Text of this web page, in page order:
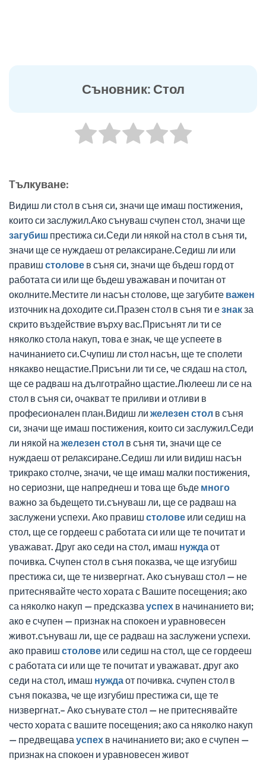
Съновник: Стол
Tълкуване:
Видиш ли стол в съня си, значи ще имаш постижения,
които си заслужил.Ако сънуваш счупен стол, значи ще
загубиш престижа си.Седи ли някой на стол в съня ти,
значи ще се нуждаеш от релаксиране.Седиш ли или
правиш столове в съня си, значи ще бъдеш горд от
работата си или ще бъдеш уважаван и почитан от
околните.Местите ли насън столове, ще загубите важен
източник на доходите си.Празен стол в съня ти езнакза
скрито въздействие върху вас.Присънят ли ти се
няколко стола накуп, това е знак, че ще успеете в
начинанието си.Счупиш ли стол насън, ще те сполети
някакво нещастие.Присъни ли ти се, че сядаш на стол,
ще се радваш на дълготрайно щастие.Люлееш ли се на
стол в съня си, очакват те приливи и отливи в
професионален план.Видиш ли железен стол в съня
си, значи ще имаш постижения, които си заслужил.Седи
ли някой на железен стол в съня ти, значи ще се
нуждаеш от релаксиране.Седиш ли или видиш насън
трикрако столче, значи, че ще имаш малки постижения,
но сериозни, ще напреднеш и това ще бъде много
важно за бъдещето ти.сънуваш ли, ще се радваш на
заслужени успехи. Ако правиш столове или седиш на
стол, ще се гордееш с работата си или ще те почитат и
уважават. Друг ако седи на стол, имаш нуждаот
почивка. Счупен стол в съня показва, че ще изгубиш
престижа си, ще те низвергнат. Ако сънуваш стол — не
притеснявайте често хората с Вашите посещения; ако
са няколко накуп — предсказва успех в начинанието ви;
ако е счупен — признак на спокоен и уравновесен
живот.сънуваш ли, ще се радваш на заслужени успехи.
ако правиш столове или седиш на стол, ще се гордееш
с работата си или ще те почитат и уважават. друг ако
седи на стол, имаш нуждаот почивка. счупен стол в
съня показва, че ще изгубиш престижа си, ще те
низвергнат.– Ако сънувате стол — не притеснявайте
често хората с вашите посещения; ако са няколко накуп
— предвещава успех в начинанието ви; ако е счупен —
признак на спокоен и уравновесен живот